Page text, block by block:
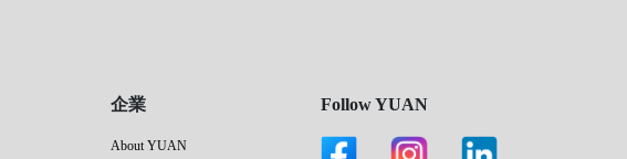
企業
About YUAN
Follow YUAN